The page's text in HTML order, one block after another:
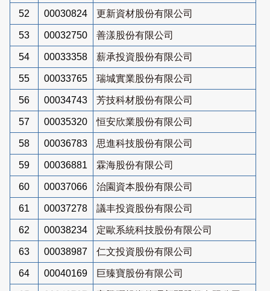
52 00030824 更新資材股份有限公司
53 00032750 善漾股份有限公司
54 00033358 薪承投資股份有限公司
55 00033765 瑞城實業股份有限公司
56 00034743 芳技科材股份有限公司
57 00035320 恒安欣業股份有限公司
58 00036783 思進科技股份有限公司
59 00036881 霖海股份有限公司
60 00037066 治園資本股份有限公司
61 00037278 議丰投資股份有限公司
62 00038234 定歐系統科技股份有限公司
63 00038987 仁文投資股份有限公司
64 00040169 巨臻寶股份有限公司